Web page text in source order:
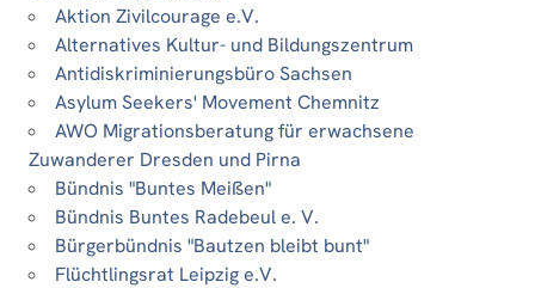
Aktion Zivilcourage e.V.
Alternatives Kultur- und Bildungszentrum
Antidiskriminierungsbüro Sachsen
Asylum Seekers' Movement Chemnitz
AWO Migrationsberatung für erwachsene
Zuwanderer Dresden und Pirna
Bündnis "Buntes Meißen"
Bündnis Buntes Radebeul e. V.
Bürgerbündnis "Bautzen bleibt bunt"
Flüchtlingsrat Leipzig e.V.